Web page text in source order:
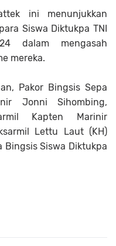
ini menunjukkan
Siswa Diktukpa TNI
dalam mengasah
mereka.
Pakor Bingsis Sepa
Jonni Sihombing,
Kapten Marinir
Lettu Laut (KH)
Bingsis Siswa Diktukpa